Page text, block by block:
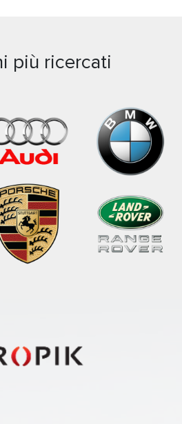
più ricercati